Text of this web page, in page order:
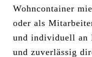
Wohncontainer
oder als
und individuell an
und zuverlässig